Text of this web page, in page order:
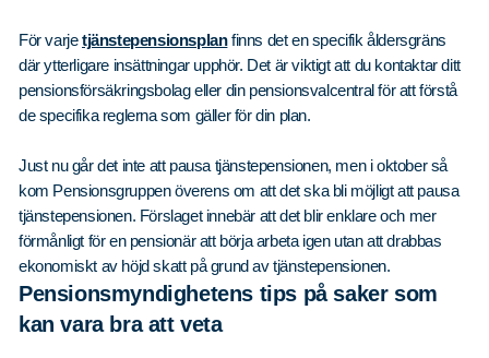
För varjetjänstepensionsplanfinns det en specifik åldersgräns
där ytterligare insättningar upphör. Det är viktigt att du kontaktar ditt
pensionsförsäkringsbolag eller din pensionsvalcentral för att förstå
de specifika reglerna som gäller för din plan.
Just nu går det inte att pausa tjänstepensionen, men i oktober så
kom Pensionsgruppen överens om att det ska bli möjligt att pausa
tjänstepensionen. Förslaget innebär att det blir enklare och mer
förmånligt för en pensionär att börja arbeta igen utan att drabbas
ekonomiskt av höjd skatt på grund av tjänstepensionen.
Pensionsmyndighetens tips på saker som
kan vara bra att veta